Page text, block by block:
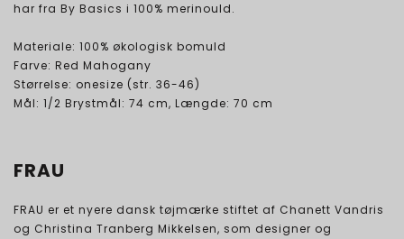
har fra By Basics i 100% merinould.
Materiale: 100% økologisk bomuld
Farve: Red Mahogany
Størrelse: onesize (str. 36-46)
Mål: 1/2 Brystmål: 74 cm, Længde: 70 cm
FRAU
FRAU er et nyere dansk tøjmærke stiftet af Chanett Vandris
og Christina Tranberg Mikkelsen, som designer og